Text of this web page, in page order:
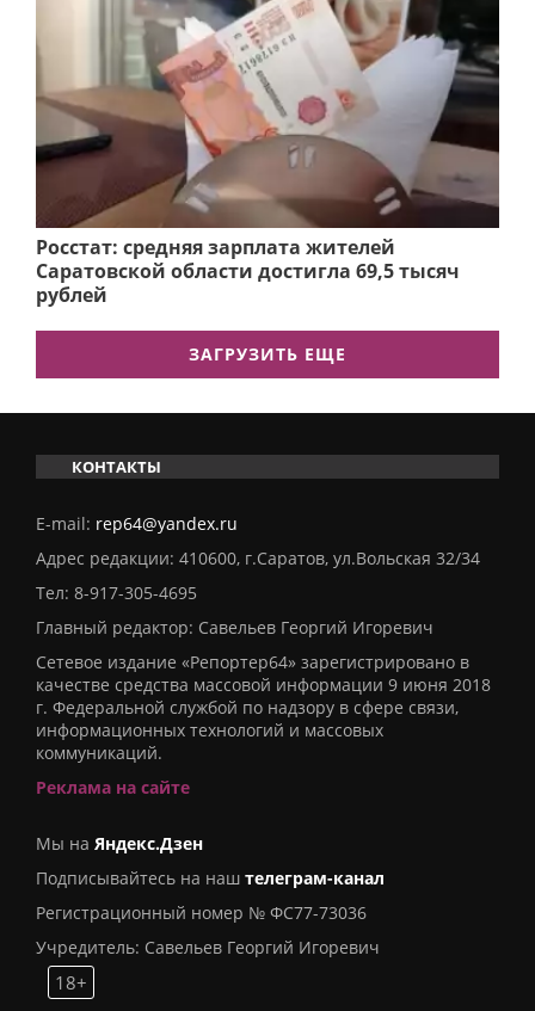
Росстат: средняя зарплата жителей
Саратовской области достигла 69,5 тысяч
рублей
ЗАГРУЗИТЬ ЕЩЕ
КОНТАКТЫ
E-mail: rep64@yandex.ru
Адрес редакции: 410600, г.Саратов, ул.Вольская 32/34
Тел: 8-917-305-4695
Главный редактор: Савельев Георгий Игоревич
Сетевое издание «Репортер64» зарегистрировано в
качестве средства массовой информации 9 июня 2018
г. Федеральной службой по надзору в сфере связи,
информационных технологий и массовых
коммуникаций.
Реклама на сайте
Мы на Яндекс.Дзен
Подписывайтесь на наш телеграм-канал
Регистрационный номер № ФС77-73036
Учредитель: Савельев Георгий Игоревич
18+